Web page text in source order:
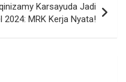
Karsayuda Jadi
2024: MRK Kerja Nyata!